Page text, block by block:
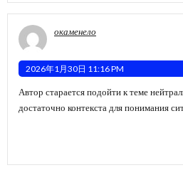
окаменело
2026年1月30日 11:16 PM
Автор старается подойти к теме
достаточно контекста для понимания